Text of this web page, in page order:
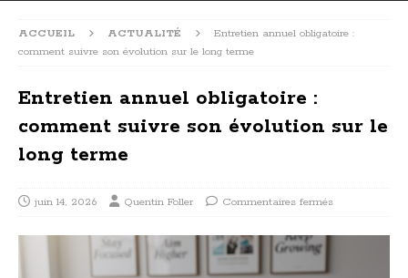
ACCUEIL ACTUALITÉ
Entretien annuel obligatoire :
comment suivre son évolution sur le long terme
Entretien annuel obligatoire :
comment suivre son évolution sur le
long terme
juin 14, 2026 Quentin Foller Commentaires fermés